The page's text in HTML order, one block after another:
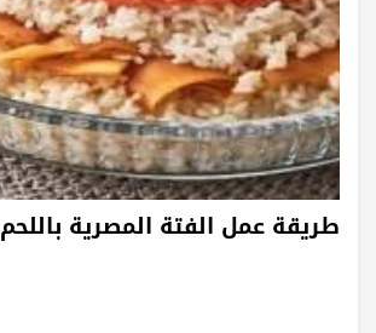
طريقة عمل الفتة المصرية باللحم